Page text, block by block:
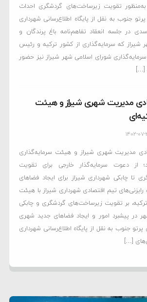
تقویت زیرساخت‌های گردشگری احداث
جنوب به نقل از پایگاه اطلاع‌رسانی شهرداری
در جلسه انعقاد تفاهم‌نامه باغ پرندگان و
شیراز که سرمایه‌گذاری از کشور ترکیه و رئیس
شورای اسلامی شهر شیراز نیز حضور
[…]
مدیریت شهری شیراز و هیئت
۰۷-۳۰
مدیریت شهری شیراز و هیئت سرمایه‌گذاری
از دعوت سرمایه‌گذار خارجی برای تقویت
تا چابکی شهرداری شیراز برای ایجاد فضاهای
تیم اقتصادی شهرداری شیراز با هیئت
بر تقویت زیرساخت‌های گردشگری و چابکی
در پیشبرد امور و ایجاد فضاهای جدید شهری
جنوب به نقل از پایگاه اطلاع‌رسانی شهرداری
[…]